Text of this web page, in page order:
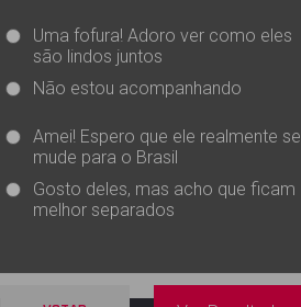
Uma fofura! Adoro ver como eles
são lindos juntos
Não estou acompanhando
Amei! Espero que ele realmente se
mude para o Brasil
Gosto deles, mas acho que ficam
melhor separados